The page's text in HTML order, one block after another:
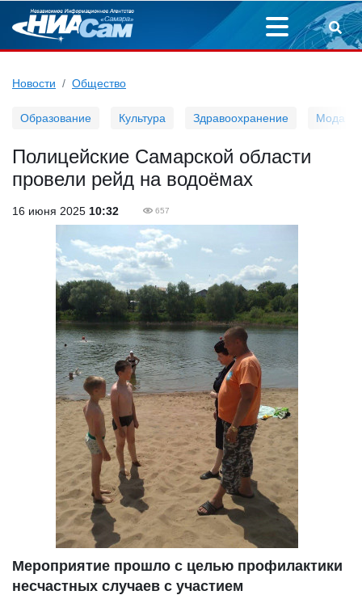
Новости Общество
Образование Культура Здравоохранение Мода
Полицейские Самарской области
провели рейд на водоёмах
16 июня 2025 10:32 657
Мероприятие прошло с целью профилактики
несчастных случаев с участием